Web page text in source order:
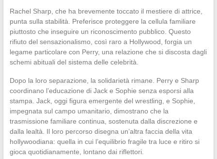
Rachel Sharp, che ha brevemente toccato il mestiere di attrice,
punta sulla stabilità. Preferisce proteggere la cellula familiare
piuttosto che inseguire un riconoscimento pubblico. Questo
rifiuto del sensazionalismo, così raro a Hollywood, forgia un
legame particolare con Perry, una relazione che si discosta dagli
schemi abituali del sistema delle celebrità.
Dopo la loro separazione, la solidarietà rimane. Perry e Sharp
coordinano l’educazione di Jack e Sophie senza esporsi alla
stampa. Jack, oggi figura emergente del wrestling, e Sophie,
impegnata sul campo umanitario, dimostrano che la
trasmissione familiare continua, sostenuta dalla discrezione e
dalla lealtà. Il loro percorso disegna un’altra faccia della vita
hollywoodiana: quella in cui l’equilibrio fragile tra luce e ritiro si
gioca quotidianamente, lontano dai riflettori.